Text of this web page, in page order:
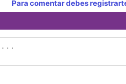
Para comentar debes